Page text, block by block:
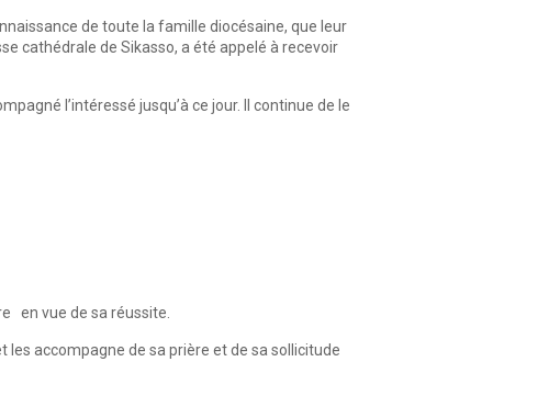
de toute la famille diocésaine, que leur
cathédrale de Sikasso, a été appelé à recevoir
l’intéressé jusqu’à ce jour. Il continue de le
en vue de sa réussite.
les accompagne de sa prière et de sa sollicitude